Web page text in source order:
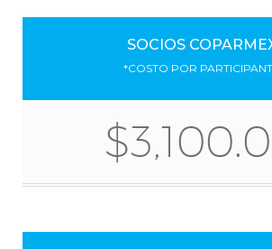
SOCIOS
*COSTO POR